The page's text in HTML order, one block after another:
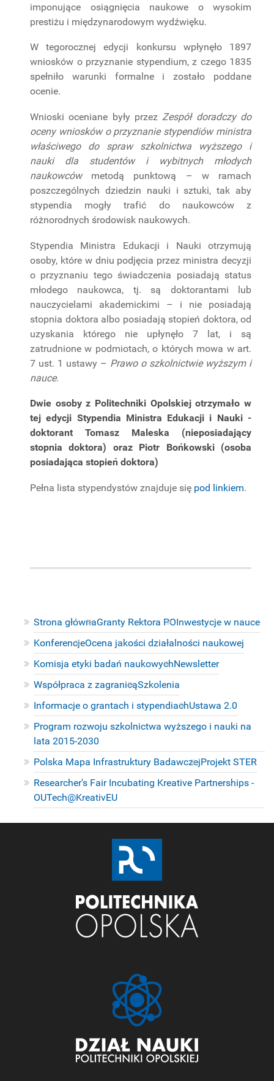
Strona głównaGranty Rektora POInwestycje w nauce
KonferencjeOcena jakości działalności naukowej
Komisja etyki badań naukowychNewsletter
Współpraca z zagranicąSzkolenia
Informacje o grantach i stypendiachUstawa 2.0
Program rozwoju szkolnictwa wyższego i nauki na
lata 2015-2030
Polska Mapa Infrastruktury BadawczejProjekt STER
Researcher's Fair Incubating Kreative Partnerships -
OUTech@KreativEU
imponujące osiągnięcia naukowe o wysokim
prestiżu i międzynarodowym wydźwięku.
W tegorocznej edycji konkursu wpłynęło 1897
wniosków o przyznanie stypendium, z czego 1835
spełniło warunki formalne i zostało poddane
ocenie.
Wnioski oceniane były przezZespół doradczy do
oceny wniosków o przyznanie stypendiów ministra
właściwego do spraw szkolnictwa wyższego i
nauki dla studentów i wybitnych młodych
naukowcówmetodą punktową – w ramach
poszczególnych dziedzin nauki i sztuki, tak aby
stypendia mogły trafić do naukowców z
różnorodnych środowisk naukowych.
Stypendia Ministra Edukacji i Nauki otrzymują
osoby, które w dniu podjęcia przez ministra decyzji
o przyznaniu tego świadczenia posiadają status
młodego naukowca, tj. są doktorantami lub
nauczycielami akademickimi – i nie posiadają
stopnia doktora albo posiadają stopień doktora, od
uzyskania którego nie upłynęło 7 lat, i są
zatrudnione w podmiotach, o których mowa w art.
7 ust. 1 ustawy – Prawo o szkolnictwie wyższym i
nauce.
Dwie osoby z Politechniki Opolskiej otrzymało w
tej edycji Stypendia Ministra Edukacji i Nauki -
doktorant Tomasz Maleska (nieposiadający
stopnia doktora) oraz Piotr Bońkowski (osoba
posiadająca stopień doktora)
Pełna lista stypendystów znajduje się pod linkiem.